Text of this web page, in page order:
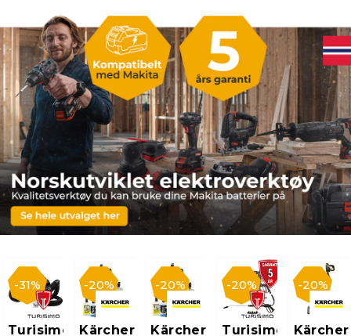
31%
Turisimo
20%
Kärcher
20%
Kärcher
20%
Turisimo
20%
Kärcher